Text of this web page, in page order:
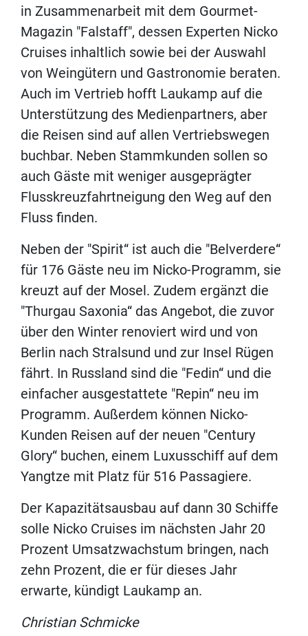
in Zusammenarbeit mit dem Gourmet-
Magazin "Falstaff", dessen Experten Nicko
Cruises inhaltlich sowie bei der Auswahl
von Weingütern und Gastronomie beraten.
Auch im Vertrieb hofft Laukamp auf die
Unterstützung des Medienpartners, aber
die Reisen sind auf allen Vertriebswegen
buchbar. Neben Stammkunden sollen so
auch Gäste mit weniger ausgeprägter
Flusskreuzfahrtneigung den Weg auf den
Fluss finden.
Neben der "Spirit“ ist auch die "Belverdere“
für 176 Gäste neu im Nicko-Programm, sie
kreuzt auf der Mosel. Zudem ergänzt die
"Thurgau Saxonia“ das Angebot, die zuvor
über den Winter renoviert wird und von
Berlin nach Stralsund und zur Insel Rügen
fährt. In Russland sind die "Fedin“ und die
einfacher ausgestattete "Repin“ neu im
Programm. Außerdem können Nicko-
Kunden Reisen auf der neuen "Century
Glory“ buchen, einem Luxusschiff auf dem
Yangtze mit Platz für 516 Passagiere.
Der Kapazitätsausbau auf dann 30 Schiffe
solle Nicko Cruises im nächsten Jahr 20
Prozent Umsatzwachstum bringen, nach
zehn Prozent, die er für dieses Jahr
erwarte, kündigt Laukamp an.
Christian Schmicke